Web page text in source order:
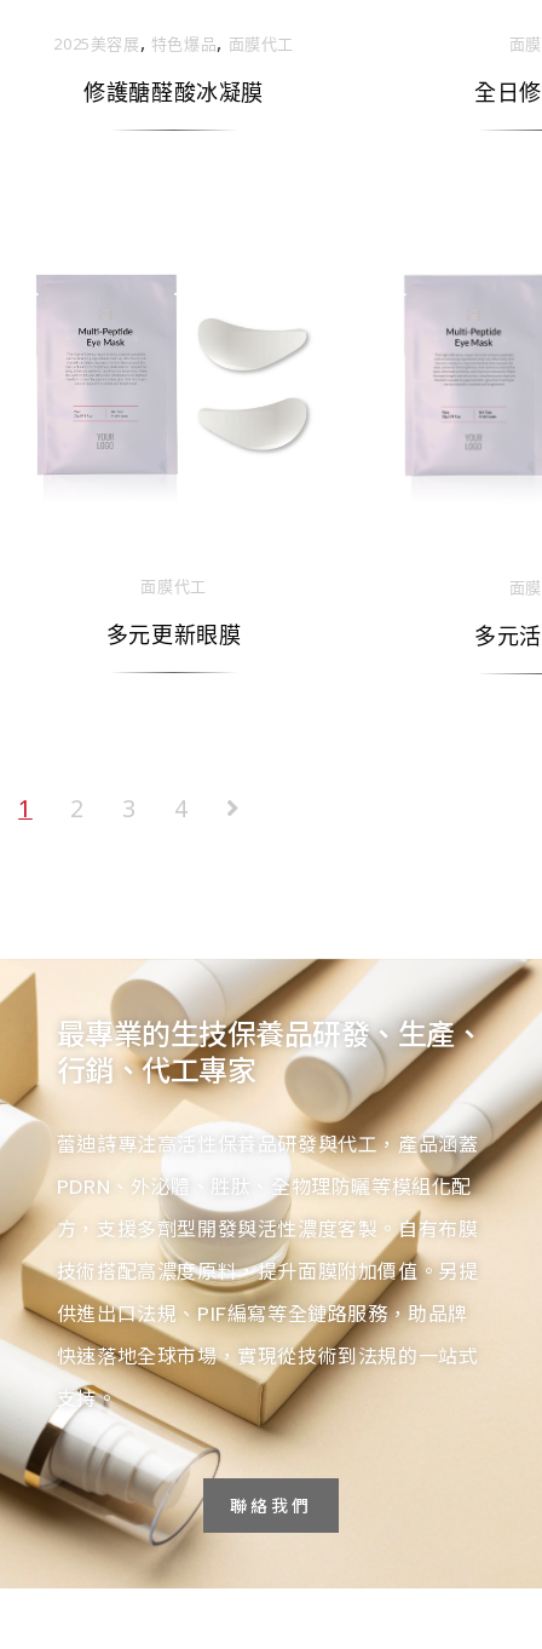
2025美容展, 特色爆品, 面膜代工
修護醣醛酸冰凝膜
面
全日
面膜代工
多元更新眼膜
面
多元
1 2 3 4
最專業的生技保養品研發、生產、
行銷、代工專家
蕾迪詩專注高活性保養品研發與代工，產品涵蓋
PDRN、外泌體、胜肽、全物理防曬等模組化配
方，支援多劑型開發與活性濃度客製。自有布膜
技術搭配高濃度原料，提升面膜附加價值。另提
供進出口法規、PIF編寫等全鏈路服務，助品牌
快速落地全球市場，實現從技術到法規的一站式
支持。
聯絡我們